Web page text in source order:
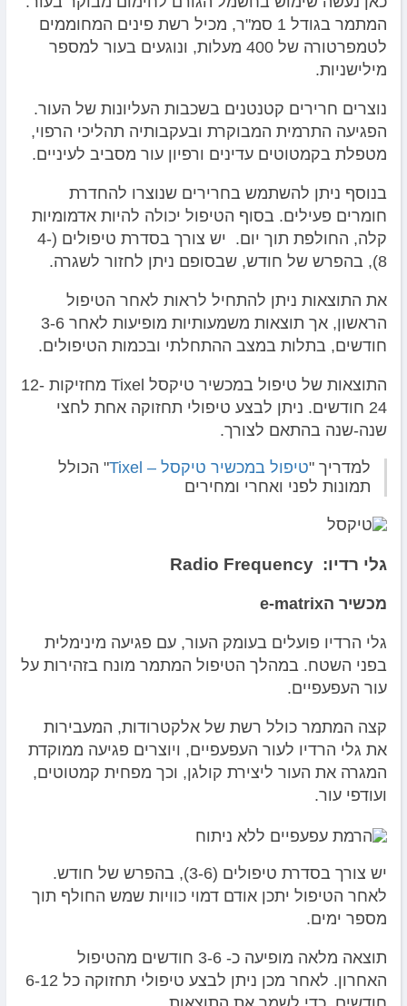
המתמר בגודל 1 סמ"ר, מכיל רשת פינים המחוממים
לטמפרטורה של 400 מעלות, ונוגעים בעור למספר
מילישניות.
נוצרים חרירים קטנטנים בשכבות העליונות של העור.
הפגיעה התרמית המבוקרת ובעקבותיה תהליכי הרפוי,
מטפלת בקמטוטים עדינים ורפיון עור מסביב לעיניים.
בנוסף ניתן להשתמש בחרירים שנוצרו להחדרת
חומרים פעילים. בסוף הטיפול יכולה להיות אדמומיות
קלה, החולפת תוך יום. יש צורך בסדרת טיפולים (4-
8), בהפרש של חודש, שבסופם ניתן לחזור לשגרה.
את התוצאות ניתן להתחיל לראות לאחר הטיפול
הראשון, אך תוצאות משמעותיות מופיעות לאחר 3-6
חודשים, בתלות במצב ההתחלתי ובכמות הטיפולים.
התוצאות של טיפול במכשיר טיקסל Tixel מחזיקות 12-
24 חודשים. ניתן לבצע טיפולי תחזוקה אחת לחצי
שנה-שנה בהתאם לצורך.
למדריך "טיפול במכשיר טיקסל – Tixel
" הכולל
תמונות לפני ואחרי ומחירים
גלי רדיו: Radio Frequency
מכשיר הe-matrix
גלי הרדיו פועלים בעומק העור, עם פגיעה מינימלית
בפני השטח. במהלך הטיפול המתמר מונח בזהירות על
עור העפעפיים.
קצה המתמר כולל רשת של אלקטרודות, המעבירות
את גלי הרדיו לעור העפעפיים, ויוצרים פגיעה ממוקדת
המגרה את העור ליצירת קולגן, וכך מפחית קמטוטים,
ועודפי עור.
יש צורך בסדרת טיפולים (3-6), בהפרש של חודש.
לאחר הטיפול יתכן אודם דמוי כוויות שמש החולף תוך
מספר ימים.
תוצאה מלאה מופיעה כ- 3-6 חודשים מהטיפול
האחרון. לאחר מכן ניתן לבצע טיפולי תחזוקה כל 6-12